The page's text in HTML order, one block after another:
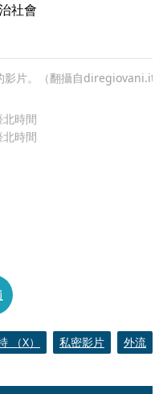
社會
影片。（翻攝自diregiovani.it
北時間
北時間
（X） 私密影片 外流